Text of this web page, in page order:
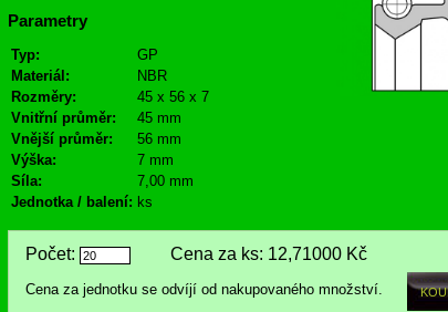
Parametry
Typ:
GP
Materiál:
NBR
Rozměry:
45 x 56 x 7
Vnitřní průměr:
45 mm
Vnější průměr:
56 mm
Výška:
7 mm
Síla:
7,00 mm
Jednotka / balení: ks
Počet: Cena za ks: 12,71000 Kč
Cena za jednotku se odvíjí od nakupovaného množství.